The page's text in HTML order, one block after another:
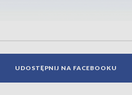
UDOSTĘPNIJ NA FACEBOOKU